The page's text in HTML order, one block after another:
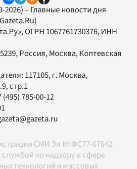
2026) – Главные новости дня
, ОГРН 1067761730376, ИНН
Россия, Москва, Коптевская
117105, г. Москва,
стр.1
(495) 785-00-12
СМИ Эл № ФС77-67642
по надзору в сфере
технологий и массовых